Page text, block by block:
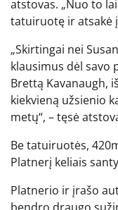
atstovas. „Nuo to
tatuiruotę ir atsakė
„Skirtingai nei
klausimus dėl savo
Brettą Kavanaugh,
kiekvieną užsienio
metų“, – tęsė
Be tatuiruotės,
Platnerį keliais
Platnerio ir įrašo